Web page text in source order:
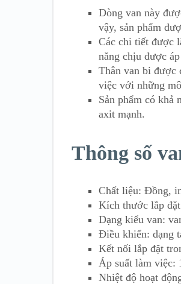
Dòng van này
vậy, sản phẩm
Các chi tiết được
năng chịu được
Thân van bi được
việc với những
Sản phẩm có khả
axit mạnh.
Thông số
Chất liệu: Đồng,
Kích thước lắp
Dạng kiểu van:
Điều khiển: dạng
Kết nối lắp đặt
Áp suất làm việc:
Nhiệt độ hoạt